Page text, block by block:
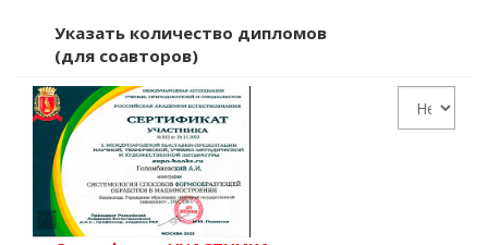
Указать количество дипломов
(для соавторов)